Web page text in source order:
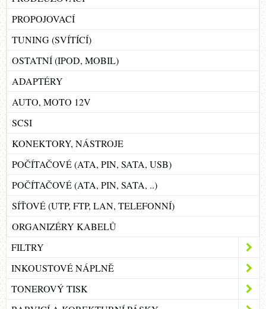
PROPOJOVACÍ
TUNING (SVÍTÍCÍ)
OSTATNÍ (IPOD, MOBIL)
ADAPTÉRY
AUTO, MOTO 12V
SCSI
KONEKTORY, NÁSTROJE
POČÍTAČOVÉ (ATA, PIN, SATA, USB)
POČÍTAČOVÉ (ATA, PIN, SATA, ..)
SÍŤOVÉ (UTP, FTP, LAN, TELEFONNÍ)
ORGANIZÉRY KABELŮ
FILTRY
INKOUSTOVÉ NÁPLNĚ
TONEROVÝ TISK